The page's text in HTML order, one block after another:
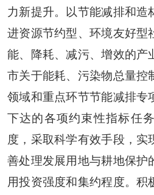
力新提升。
以节能减排和造
进资源节约型、环境友好型
能、降耗、减污、增效的产
市关于能耗、污染物总量控
领域和重点环节节能减排专
下达的各项约束性指标任
度，采取科学有效手段，实
善处理发展用地与耕地保护
用投资强度和集约程度。积